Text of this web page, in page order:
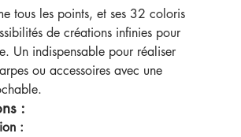
tous les points, et ses 32 coloris
de créations infinies pour
Un indispensable pour réaliser
ou accessoires avec une
:
: